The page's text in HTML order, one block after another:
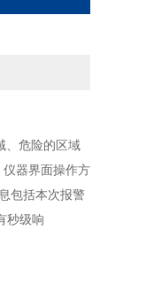
、危险的区域
器界面操作方
包括本次报警
秒级响